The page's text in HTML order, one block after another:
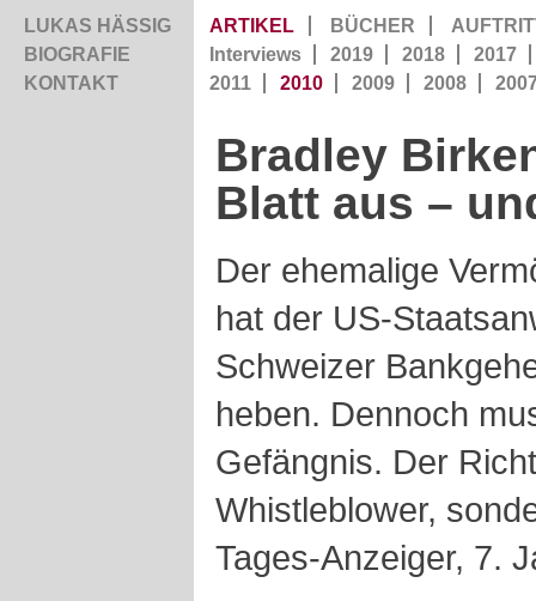
LUKAS HÄSSIG
BIOGRAFIE
KONTAKT
ARTIKEL BÜCHER
Interviews
2019 2018
2017
2011
2010 2009 2008
Bradley
Blatt aus –
Der ehemalige
hat der US-
Schweizer
heben. Dennoch
Gefängnis. Der
Whistleblower,
Tages-Anzeiger, 7.